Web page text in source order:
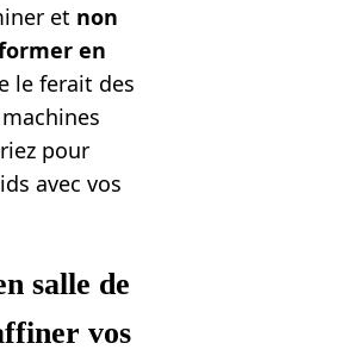
et non
en
le ferait des
pour
avec vos
salle de
vos